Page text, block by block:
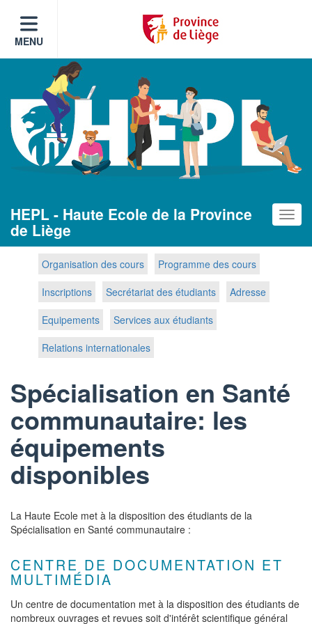
MENU
HEPL - Haute Ecole de la Province
de Liège
Organisation des cours
Programme des cours
Inscriptions
Secrétariat des étudiants
Adresse
Equipements
Services aux étudiants
Relations internationales
Spécialisation en Santé
communautaire: les
équipements
disponibles
La Haute Ecole met à la disposition des étudiants de la
Spécialisation en Santé communautaire :
CENTRE DE DOCUMENTATION ET
MULTIMÉDIA
Un centre de documentation met à la disposition des étudiants de
nombreux ouvrages et revues soit d'intérêt scientifique général